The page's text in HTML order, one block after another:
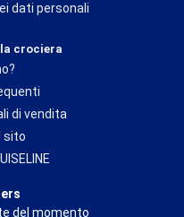
dati personali
crociera
di vendita
sito
del momento